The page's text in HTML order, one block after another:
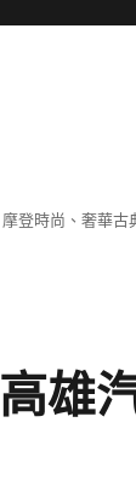
登時尚、奢華
雄